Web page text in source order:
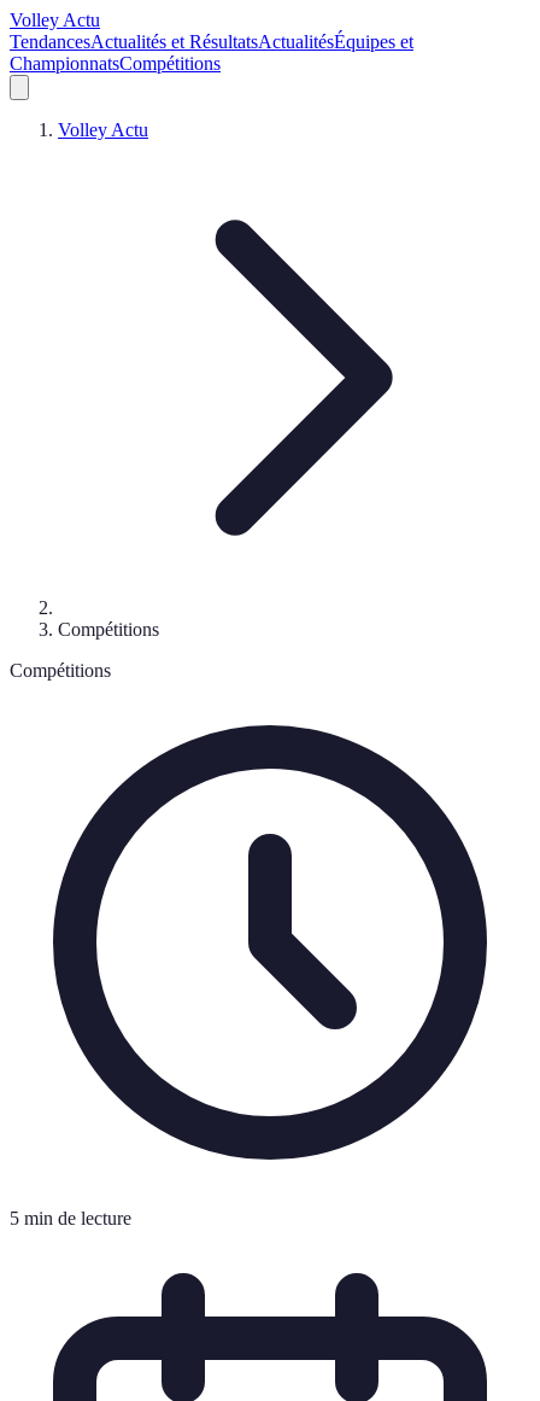
Volley Actu
TendancesActualités et RésultatsActualitésÉquipes et
ChampionnatsCompétitions
Volley Actu
Compétitions
Compétitions
5 min de lecture